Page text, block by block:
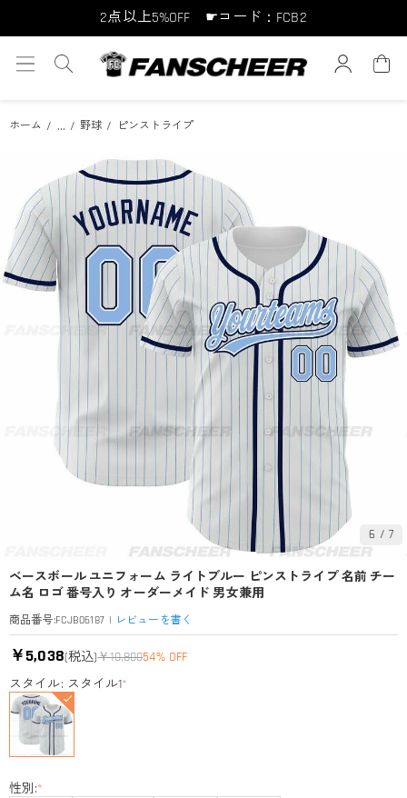
10点以上10%OFF ☛コード：FCB10
15点以上15%OFF ☛コード：FCB15
ホーム ... 野球 ピンストライプ
6 / 7
ベースボール ユニフォーム ライトブルー ピンストライプ 名前 チー
ム名 ロゴ 番号入り オーダーメイド 男女兼用
商品番号:FCJB06187 | レビューを書く
￥5,038(税込)￥10,80054% OFF
スタイル: スタイル1*
性別:*